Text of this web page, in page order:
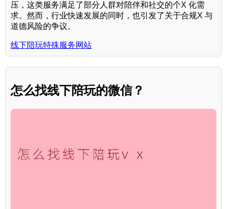
压，这类服务满足了部分人群对陪伴和社交的个X 化需
求。然而，行业快速发展的同时，也引发了关于合规X 与
道德风险的争议。
线下陪玩特殊服务网站
怎么找线下陪玩的微信？